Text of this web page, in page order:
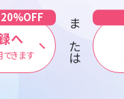
へ
きます または